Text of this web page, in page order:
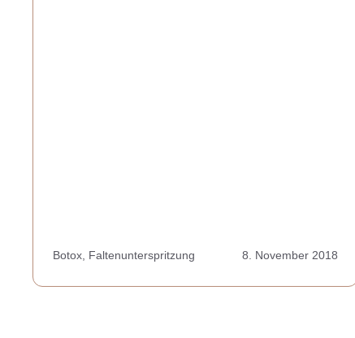
Botox, Faltenunterspritzung 8. November 2018